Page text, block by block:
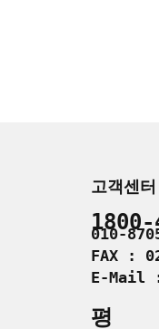
고객센터
010-
FAX :
E-Mail :
평